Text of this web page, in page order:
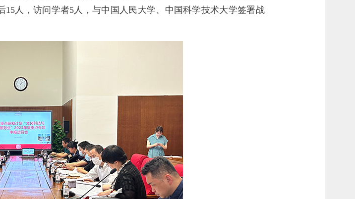
人，访问学者5人，与中国人民大学、中国科学技术大学签署战